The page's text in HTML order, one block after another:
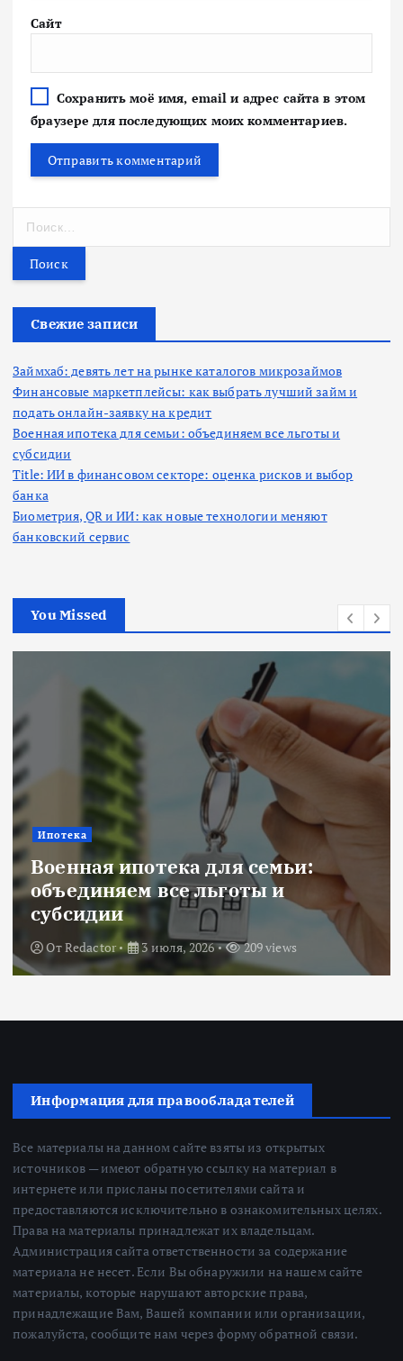
Сайт
Сохранить моё имя, email и адрес сайта в этом
браузере для последующих моих комментариев.
т
Свежие записи
Займхаб: девять лет на рынке каталогов микрозаймов
Финансовые маркетплейсы: как выбрать лучший займ и
подать онлайн-заявку на кредит
Военная ипотека для семьи: объединяем все льготы и
субсидии
Title: ИИ в финансовом секторе: оценка рисков и выбор
банка
Биометрия, QR и ИИ: как новые технологии меняют
банковский сервис
You Missed
Ипотека
Военная ипотека для семьи:
объединяем все льготы и
субсидии
ОтRedactor 3 июля, 2026 209 views
Информация для правообладателей
Все материалы на данном сайте взяты из открытых
источников — имеют обратную ссылку на материал в
интернете или присланы посетителями сайта и
предоставляются исключительно в ознакомительных целях.
Права на материалы принадлежат их владельцам.
Администрация сайта ответственности за содержание
материала не несет. Если Вы обнаружили на нашем сайте
материалы, которые нарушают авторские права,
принадлежащие Вам, Вашей компании или организации,
пожалуйста, сообщите нам через форму обратной связи.